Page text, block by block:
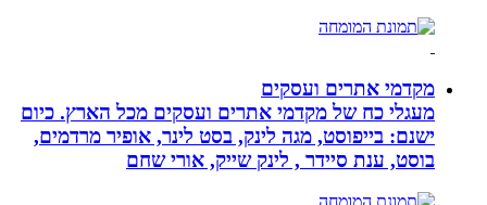
מקדמי אתרים ועסקים
מעגלי כח של מקדמי אתרים ועסקים מכל הארץ. כיום
ישנם: בייפוסט, מגה לינק, בסט לינר, אופיר מרדמים,
בוסט, ענת סיידר , לינק שייק, אורי שחם